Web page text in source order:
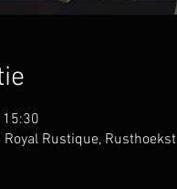
Rustique,